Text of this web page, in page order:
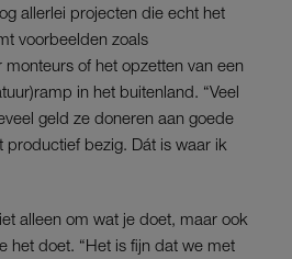
allerlei projecten die echt het
voorbeelden zoals
of het opzetten van een
in het buitenland. “Veel
geld ze doneren aan goede
productief bezig. Dát is waar ik
alleen om wat je doet, maar ook
het doet. “Het is fijn dat we met